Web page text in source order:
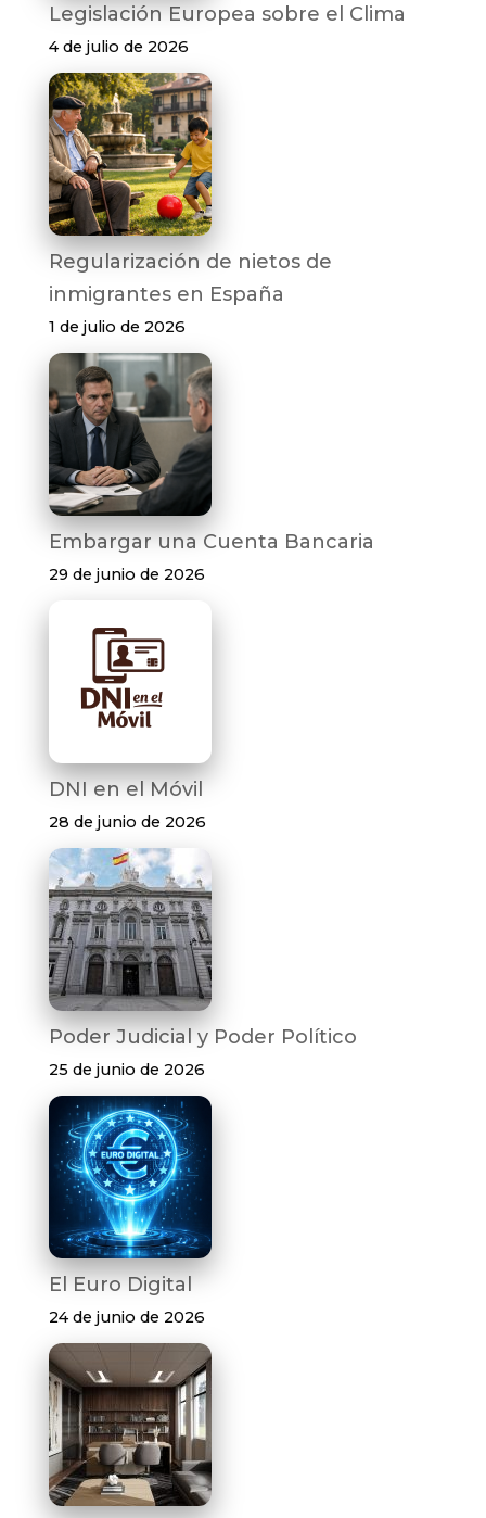
Legislación Europea sobre el Clima
4 de julio de 2026
Regularización de nietos de
inmigrantes en España
1 de julio de 2026
Embargar una Cuenta Bancaria
29 de junio de 2026
DNI en el Móvil
28 de junio de 2026
Poder Judicial y Poder Político
25 de junio de 2026
El Euro Digital
24 de junio de 2026